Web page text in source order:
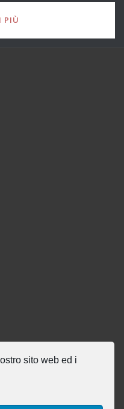
sito web ed i
PIÙ